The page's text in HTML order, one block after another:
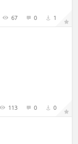
67 0 1
113 0 0